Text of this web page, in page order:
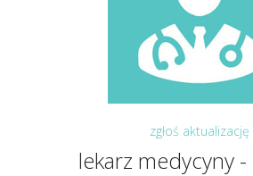
zgłoś aktualizację
lekarz medycyny -